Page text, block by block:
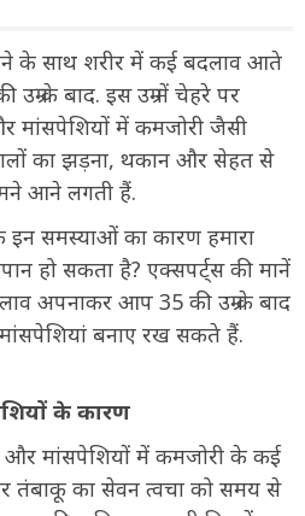
के साथ शरीर में कई बदलाव आते
के बाद. इस उम्र में चेहरे पर
मांसपेशियों में कमजोरी जैसी
का झड़ना, थकान और सेहत से
आने लगती हैं.
समस्याओं का कारण हमारा
हो सकता है? एक्सपर्ट्स की मानें
अपनाकर आप 35 की उम्र के बाद
बनाए रख सकते हैं.
के कारण
और मांसपेशियों में कमजोरी के कई
तंबाकू का सेवन त्वचा को समय से